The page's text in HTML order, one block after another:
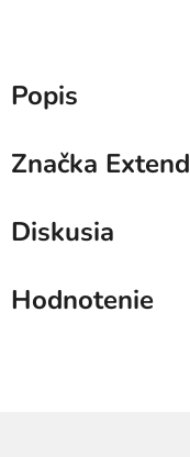
Popis
Značka Extend
Diskusia
Hodnotenie